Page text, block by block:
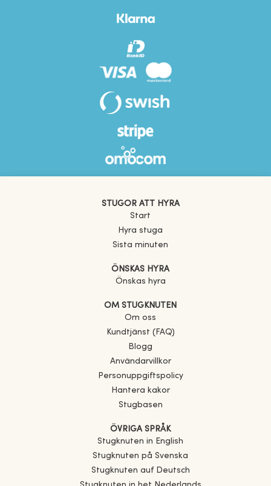
STUGOR ATT HYRA
Start
Hyra stuga
Sista minuten
ÖNSKAS HYRA
Önskas hyra
OM STUGKNUTEN
Om oss
Kundtjänst (FAQ)
Blogg
Användarvillkor
Personuppgiftspolicy
Hantera kakor
Stugbasen
ÖVRIGA SPRÅK
Stugknuten in English
Stugknuten på Svenska
Stugknuten auf Deutsch